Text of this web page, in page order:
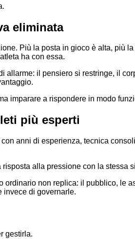
eliminata
Più la posta in gioco è alta, più
ha con essa.
il pensiero si restringe, il
imparare a rispondere in modo
più esperti
anni di esperienza, tecnica
alla pressione con la stessa
ordinario non replica: il pubblico,
invece di governarle.
gestirla.